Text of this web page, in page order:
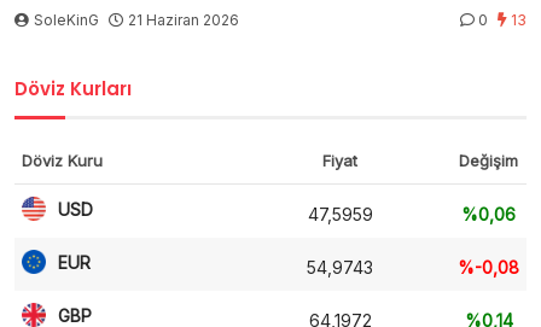
SoleKinG 21 Haziran 2026 0 13
Döviz Kurları
Döviz Kuru Fiyat Değişim
USD 47,5959 %0,06
EUR 54,9743 %-0,08
GBP 64,1972 %0,14